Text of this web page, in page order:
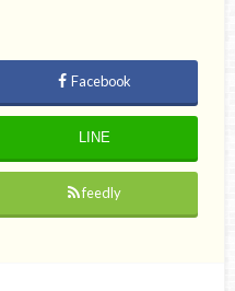
Facebook
LINE
feedly